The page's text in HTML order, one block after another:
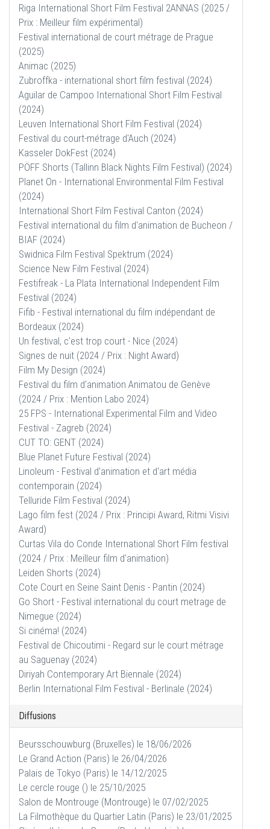
Riga International Short Film Festival 2ANNAS (2025 /
Prix : Meilleur film expérimental)
Festival international de court métrage de Prague
(2025)
Animac (2025)
Zubroffka - international short film festival (2024)
Aguilar de Campoo International Short Film Festival
(2024)
Leuven International Short Film Festival (2024)
Festival du court-métrage d'Auch (2024)
Kasseler DokFest (2024)
PÖFF Shorts (Tallinn Black Nights Film Festival) (2024)
Planet On - International Environmental Film Festival
(2024)
International Short Film Festival Canton (2024)
Festival international du film d'animation de Bucheon /
BIAF (2024)
Swidnica Film Festival Spektrum (2024)
Science New Film Festival (2024)
Festifreak - La Plata International Independent Film
Festival (2024)
Fifib - Festival international du film indépendant de
Bordeaux (2024)
Un festival, c'est trop court - Nice (2024)
Signes de nuit (2024 / Prix : Night Award)
Film My Design (2024)
Festival du film d'animation Animatou de Genève
(2024 / Prix : Mention Labo 2024)
25 FPS - International Experimental Film and Video
Festival - Zagreb (2024)
CUT TO: GENT (2024)
Blue Planet Future Festival (2024)
Linoleum - Festival d'animation et d'art média
contemporain (2024)
Telluride Film Festival (2024)
Lago film fest (2024 / Prix : Principi Award, Ritmi Visivi
Award)
Curtas Vila do Conde International Short Film festival
(2024 / Prix : Meilleur film d'animation)
Leiden Shorts (2024)
Cote Court en Seine Saint Denis - Pantin (2024)
Go Short - Festival international du court metrage de
Nimegue (2024)
Si cinéma! (2024)
Festival de Chicoutimi - Regard sur le court métrage
au Saguenay (2024)
Diriyah Contemporary Art Biennale (2024)
Berlin International Film Festival - Berlinale (2024)
Diffusions
Beursschouwburg (Bruxelles) le 18/06/2026
Le Grand Action (Paris) le 26/04/2026
Palais de Tokyo (Paris) le 14/12/2025
Le cercle rouge () le 25/10/2025
Salon de Montrouge (Montrouge) le 07/02/2025
La Filmothèque du Quartier Latin (Paris) le 23/01/2025